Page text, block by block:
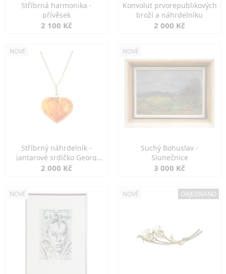
Stříbrná harmonika -
přívěsek
2 100 Kč
Konvolut prvorepublikových
broží a náhrdelníku
2 000 Kč
NOVÉ
Stříbrný náhrdelník -
jantarové srdíčko Georg
Kramer
2 000 Kč
NOVÉ
Suchý Bohuslav -
Slunečnice
3 000 Kč
NOVÉ NOVÉ OBJEDNÁNO